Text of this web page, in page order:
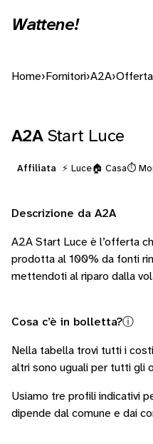
Wattene!
Home› Fornitori›A2A›Offerta
A2A Start Luce
Affiliata ⚡ Luce🏠 Casa⏱️
Descrizione da A2A
A2A Start Luce è l’offerta
prodotta al 100% da fonti
mettendoti al riparo dalla
Cosa c’è in bolletta?ⓘ
Nella tabella trovi tutti i
altri sono uguali per tutti gli
Usiamo tre profili indicativi
dipende dal comune e dai